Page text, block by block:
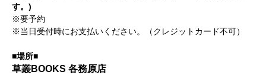
す。)
※要予約
※当日受付時にお支払いください。（クレジットカード不可）
■場所■
草叢BOOKS 各務原店